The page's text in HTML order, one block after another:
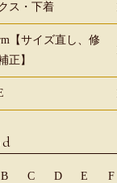
ス・下着
【サイズ直し、修
正】
B C D E
F